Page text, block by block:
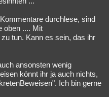
durchlese, sind
oben .... Mit
tun. Kann es sein, das ihr
ansonsten wenig
könnt ihr ja auch nichts,
Ich bin gerne